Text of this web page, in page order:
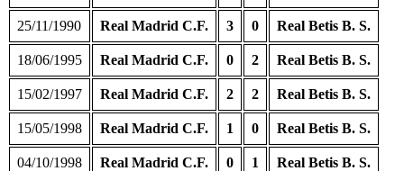
25/11/1990 Real Madrid C.F. 3 0 Real Betis B. S.
18/06/1995 Real Madrid C.F. 0 2 Real Betis B. S.
15/02/1997 Real Madrid C.F. 2 2 Real Betis B. S.
15/05/1998 Real Madrid C.F. 1 0 Real Betis B. S.
04/10/1998 Real Madrid C.F. 0 1 Real Betis B. S.